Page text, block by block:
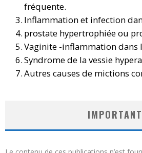
fréquente.
Inflammation et infection
prostate hypertrophiée ou
Vaginite -inflammation dans
Syndrome de la vessie
Autres causes de mictions
IMPORTANT